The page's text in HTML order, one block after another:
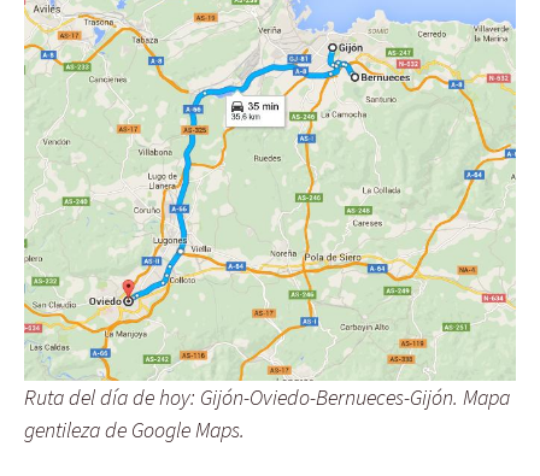
Ruta del día de hoy: Gijón-Oviedo-Bernueces-Gijón. Mapa
gentileza de Google Maps.